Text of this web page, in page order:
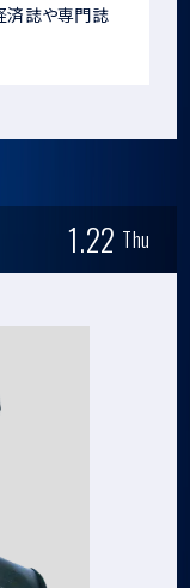
済誌や専門誌
1.22 Thu